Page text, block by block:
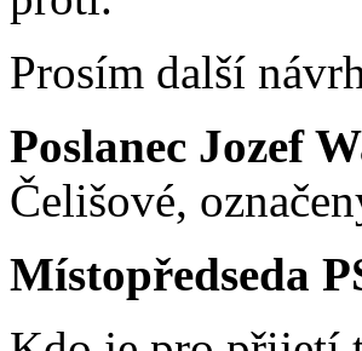
Prosím další
Poslanec Jozef
Čelišové,
Místopředseda